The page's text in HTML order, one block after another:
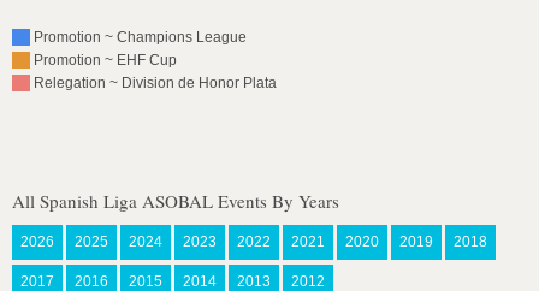
Promotion ~ Champions League
Promotion ~ EHF Cup
Relegation ~ Division de Honor Plata
All Spanish Liga ASOBAL Events By Years
2026 2025 2024 2023 2022 2021 2020 2019 2018
2017 2016 2015 2014 2013 2012